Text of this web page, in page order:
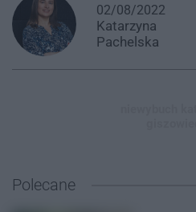
02/08/2022
Katarzyna
Pachelska
Polecane